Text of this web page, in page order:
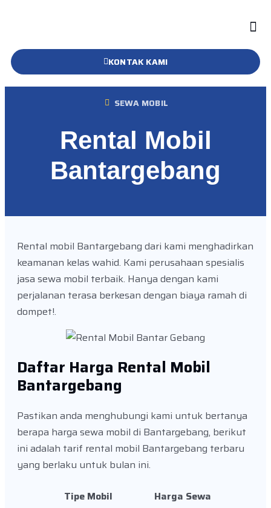
KONTAK KAMI
SEWA MOBIL
Rental Mobil
Bantargebang
Rental mobil Bantargebang dari kami menghadirkan
keamanan kelas wahid. Kami perusahaan spesialis
jasa sewa mobil terbaik. Hanya dengan kami
perjalanan terasa berkesan dengan biaya ramah di
dompet!.
Daftar Harga Rental Mobil
Bantargebang
Pastikan anda menghubungi kami untuk bertanya
berapa harga sewa mobil di Bantargebang, berikut
ini adalah tarif rental mobil Bantargebang terbaru
yang berlaku untuk bulan ini.
Tipe Mobil
Harga Sewa